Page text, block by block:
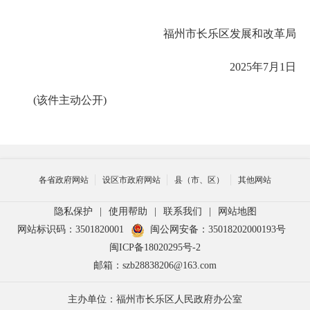
福州市长乐区发展和改革局
2025年7月1日
(该件主动公开)
各省政府网站 设区市政府网站 县（市、区） 其他网站
隐私保护 使用帮助 联系我们
网站地图
网站标识码：3501820001
闽公网安备：35018202000193号
闽ICP备18020295号-2
邮箱：szb28838206@163.com
主办单位：福州市长乐区人民政府办公室